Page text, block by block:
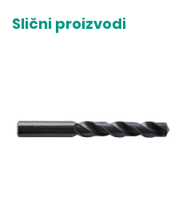
Slični proizvodi